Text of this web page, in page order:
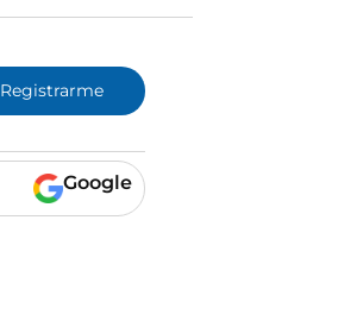
Registrarme
Google